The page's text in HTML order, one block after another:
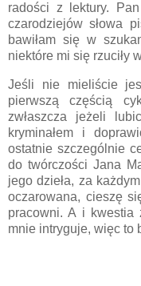
radości z lektury.
czarodziejów słowa
bawiłam się w
niektóre mi się rzuciły
Jeśli nie mieliście
pierwszą częścią
zwłaszcza jeżeli
kryminałem i
ostatnie szczególnie
do twórczości Jana
jego dzieła, za
oczarowana, cieszę
pracowni. A i kwestia
mnie intryguje, więc to